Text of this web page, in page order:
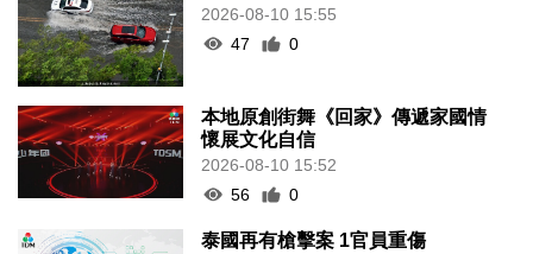
2026-08-10 15:55
47
0
本地原創街舞《回家》傳遞家國情
懷展文化自信
2026-08-10 15:52
56
0
泰國再有槍擊案 1官員重傷